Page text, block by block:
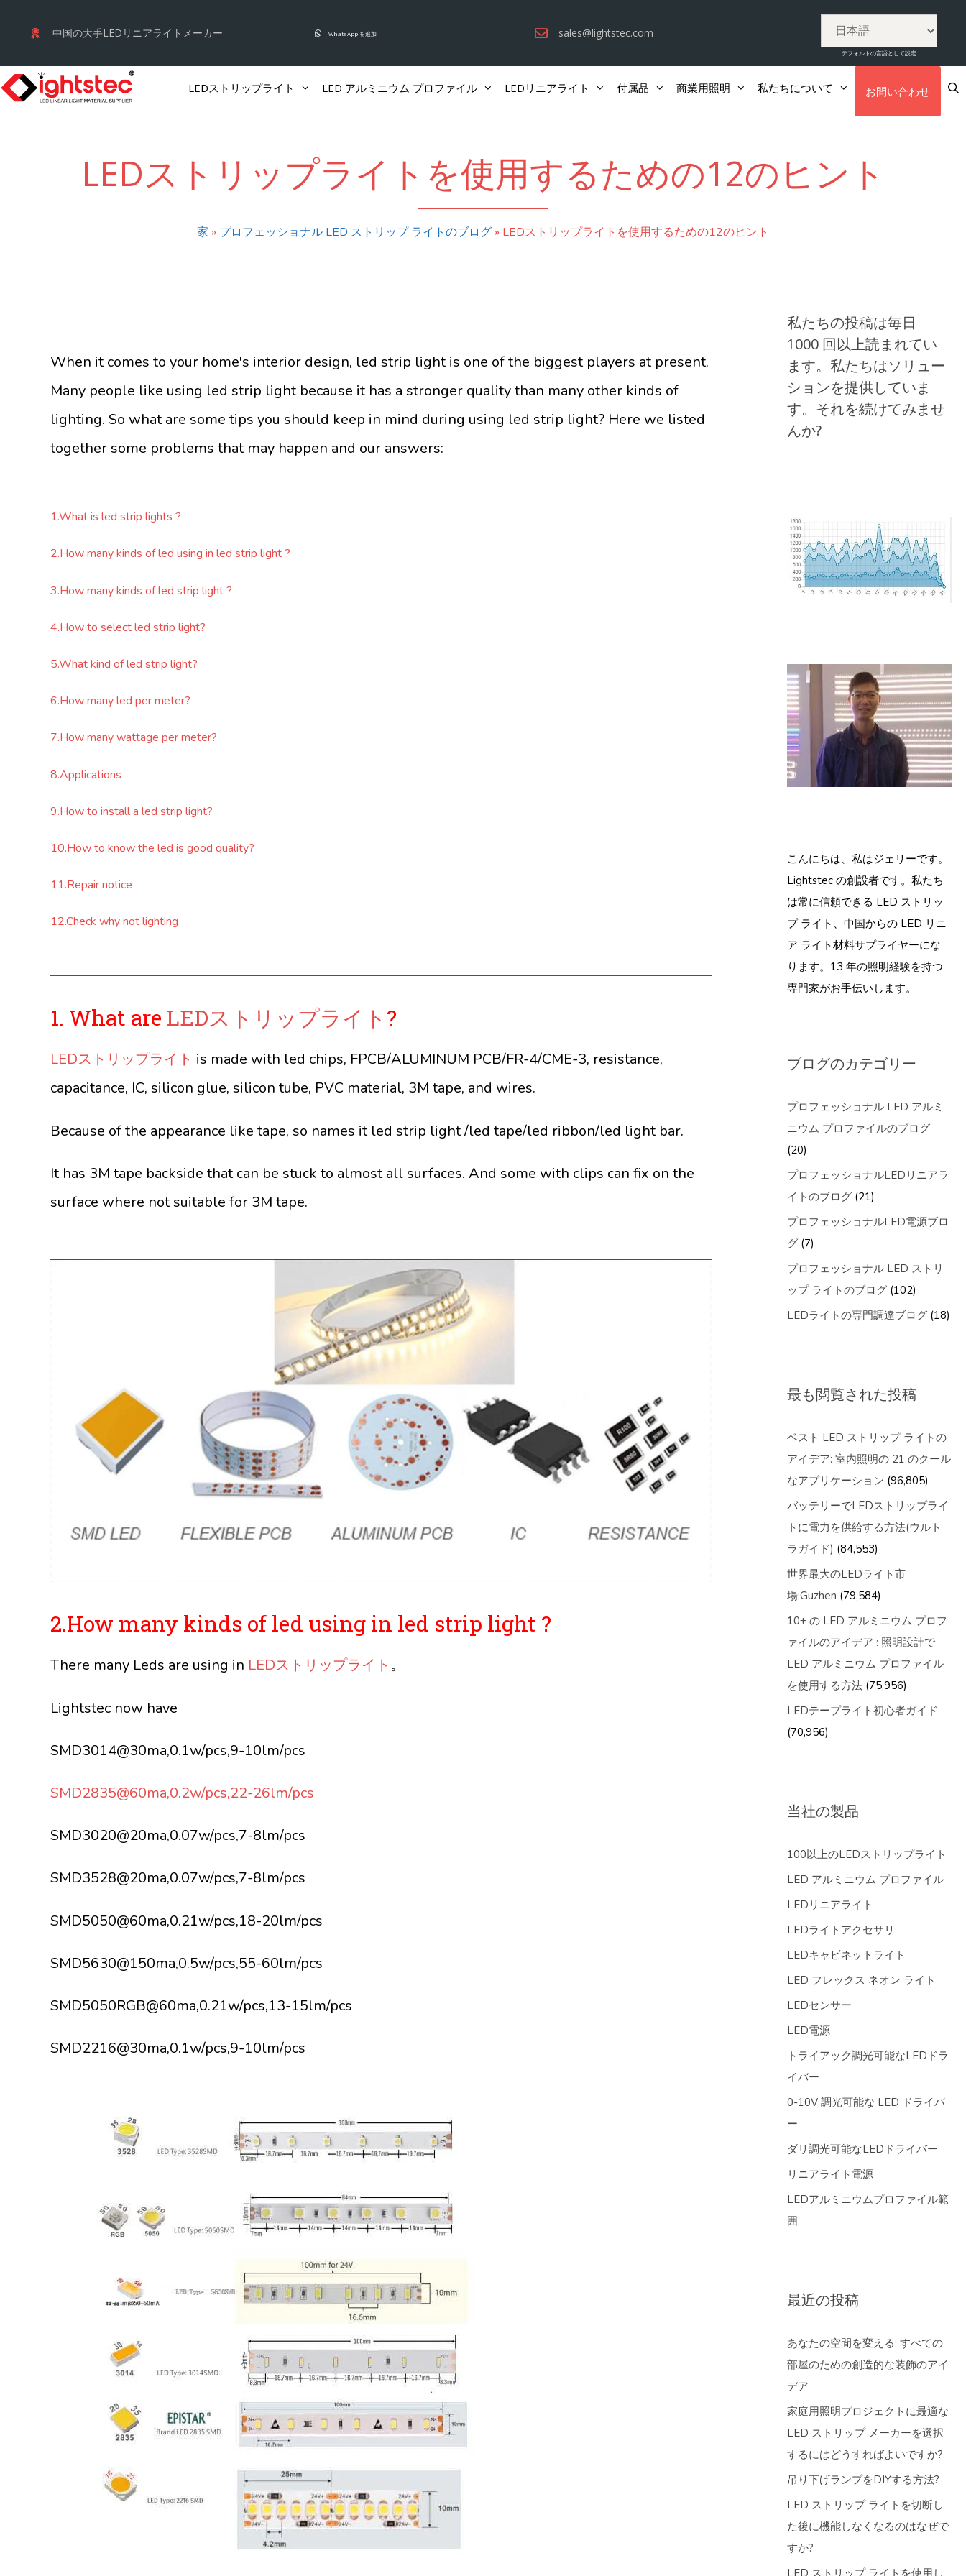
ン
ツ
中国の大手LEDリニアライトメーカー WhatsApp を追加 sales@lightstec.com
デフォルトの言語として設定
LEDストリップライト LED アルミニウム プロファイル LEDリニアライト 付属品 商業用照明 私たちについて お問い合わせ
LEDストリップライトを使用するための12のヒント
家 » プロフェッショナル LED ストリップ ライトのブログ » LEDストリップライトを使用するための12のヒント
When it comes to your home's interior design, led strip light is one of the biggest players at present.
Many people like using led strip light because it has a stronger quality than many other kinds of
lighting. So what are some tips you should keep in mind during using led strip light? Here we listed
together some problems that may happen and our answers:
1.What is led strip lights ?
2.How many kinds of led using in led strip light ?
3.How many kinds of led strip light ?
4.How to select led strip light?
5.What kind of led strip light?
6.How many led per meter?
7.How many wattage per meter?
8.Applications
9.How to install a led strip light?
10.How to know the led is good quality?
11.Repair notice
12.Check why not lighting
1. What are LEDストリップライト ?
LEDストリップライト is made with led chips, FPCB/ALUMINUM PCB/FR-4/CME-3, resistance,
capacitance, IC, silicon glue, silicon tube, PVC material, 3M tape, and wires.
Because of the appearance like tape, so names it led strip light /led tape/led ribbon/led light bar.
It has 3M tape backside that can be stuck to almost all surfaces. And some with clips can fix on the
surface where not suitable for 3M tape.
2.How many kinds of led using in led strip light ?
There many Leds are using in LEDストリップライト 。
Lightstec now have
SMD3014@30ma,0.1w/pcs,9-10lm/pcs
SMD2835@60ma,0.2w/pcs,22-26lm/pcs
SMD3020@20ma,0.07w/pcs,7-8lm/pcs
SMD3528@20ma,0.07w/pcs,7-8lm/pcs
SMD5050@60ma,0.21w/pcs,18-20lm/pcs
SMD5630@150ma,0.5w/pcs,55-60lm/pcs
SMD5050RGB@60ma,0.21w/pcs,13-15lm/pcs
SMD2216@30ma,0.1w/pcs,9-10lm/pcs
私たちの投稿は毎日
1000 回以上読まれてい
ます。私たちはソリュー
ションを提供していま
す。それを続けてみませ
んか?
こんにちは、私はジェリーです。
Lightstec の創設者です。私たち
は常に信頼できる LED ストリッ
プ ライト、中国からの LED リニ
ア ライト材料サプライヤーにな
ります。13 年の照明経験を持つ
専門家がお手伝いします。
ブログのカテゴリー
プロフェッショナル LED アルミ
ニウム プロファイルのブログ
(20)
プロフェッショナルLEDリニアラ
イトのブログ (21)
プロフェッショナルLED電源ブロ
グ (7)
プロフェッショナル LED ストリ
ップ ライトのブログ (102)
LEDライトの専門調達ブログ (18)
最も閲覧された投稿
ベスト LED ストリップ ライトの
アイデア: 室内照明の 21 のクール
なアプリケーション (96,805)
バッテリーでLEDストリップライ
トに電力を供給する方法(ウルト
ラガイド) (84,553)
世界最大のLEDライト市
場:Guzhen (79,584)
10+ の LED アルミニウム プロフ
ァイルのアイデア : 照明設計で
LED アルミニウム プロファイル
を使用する方法 (75,956)
LEDテープライト初心者ガイド
(70,956)
当社の製品
100以上のLEDストリップライト
LED アルミニウム プロファイル
LEDリニアライト
LEDライトアクセサリ
LEDキャビネットライト
LED フレックス ネオン ライト
LEDセンサー
LED電源
トライアック調光可能なLEDドラ
イバー
0-10V 調光可能な LED ドライバ
ー
ダリ調光可能なLEDドライバー
リニアライト電源
LEDアルミニウムプロファイル範
囲
最近の投稿
あなたの空間を変える: すべての
部屋のための創造的な装飾のアイ
デア
家庭用照明プロジェクトに最適な
LED ストリップ メーカーを選択
するにはどうすればよいですか?
吊り下げランプをDIYする方法?
LED ストリップ ライトを切断し
た後に機能しなくなるのはなぜで
すか?